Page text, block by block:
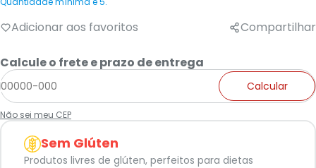
Adicionar aos favoritos Compartilhar
Calcule o frete e prazo de entrega
Calcular
Não sei meu CEP
Sem Glúten
Produtos livres de glúten, perfeitos para dietas